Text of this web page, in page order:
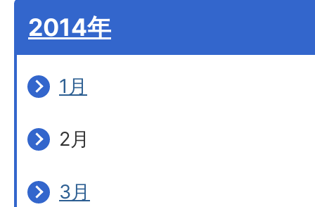
2014年
1月
2月
3月